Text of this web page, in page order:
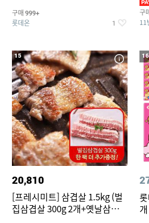
구매 999+
롯데온 1
구
11
15
20,810
[프레시미트] 삼겹살 1.5kg (벌
집삼겹살 300g 2개+옛날삼겹살
16
개